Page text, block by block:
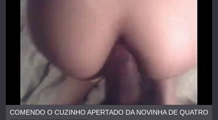
COMENDO O CUZINHO APERTADO DA NOVINHA DE QUATRO